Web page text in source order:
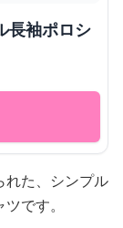
長袖ポロシ
れた、シンプル
です。